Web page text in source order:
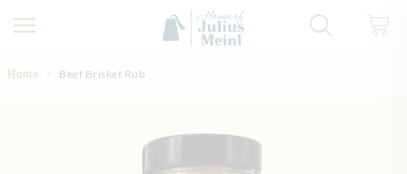
Home Beef Brisket Rub